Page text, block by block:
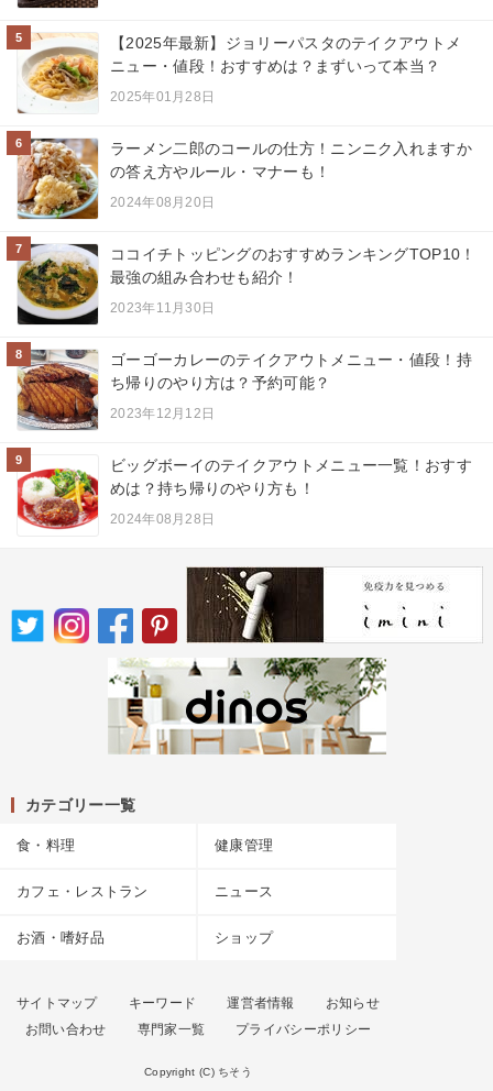
5
【2025年最新】ジョリーパスタのテイクアウトメ
ニュー・値段！おすすめは？まずいって本当？
2025年01月28日
6
ラーメン二郎のコールの仕方！ニンニク入れますか
の答え方やルール・マナーも！
2024年08月20日
7
ココイチトッピングのおすすめランキングTOP10！
最強の組み合わせも紹介！
2023年11月30日
8
ゴーゴーカレーのテイクアウトメニュー・値段！持
ち帰りのやり方は？予約可能？
2023年12月12日
9
ビッグボーイのテイクアウトメニュー一覧！おすす
めは？持ち帰りのやり方も！
2024年08月28日
カテゴリー一覧
食・料理 健康管理
カフェ・レストラン ニュース
お酒・嗜好品 ショップ
サイトマップ キーワード 運営者情報
お知らせ
お問い合わせ
専門家一覧 プライバシーポリシー
Copyright (C) ちそう